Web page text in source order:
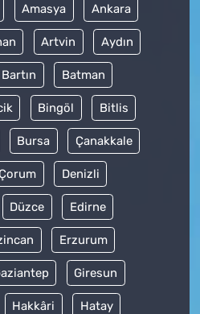
Amasya Ankara
Artvin Aydın
Bartın Batman
Bingöl Bitlis
Bursa Çanakkale
Çorum Denizli
Düzce Edirne
Erzurum
Giresun
Hakkâri Hatay